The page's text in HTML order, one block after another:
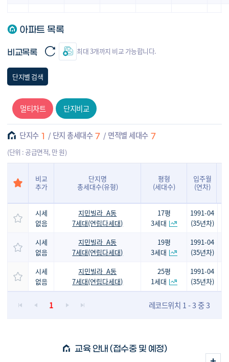
성안동 19,780 8,771 724
유곡동
태화동 24,847
다운동 13,448 7,122 635
동동 3,774 2,152 398 undefined
서동 10,880 5,019 854
남외동 19,868 9,102 1,394 1,151
장현동 4,056 1,394 1,390 1,143
약사동 10,354 3,977 1,825 1,350
반구동 23,150 1,210 989
아파트 목록
비교목록 최대 3개까지 비교 가능합니다.
단지별 검색
멀티차트 단지비교
단지수 1 단지 총세대수 7 면적별 세대수 7
(단위 : 공급면적, 만 원)
비교
추가
단지명
총세대수(유형)
평형
(세대수)
입주월
(연차)
시세
없음
지민빌라_A동
7세대(연립다세대)
17평
3세대
1991-04
(35년차)
시세
없음
지민빌라_A동
7세대(연립다세대)
19평
3세대
1991-04
(35년차)
시세
없음
지민빌라_A동
7세대(연립다세대)
25평
1세대
1991-04
(35년차)
1 레코드위치 1 - 3 중 3
교육 안내 (접수중 및 예정)